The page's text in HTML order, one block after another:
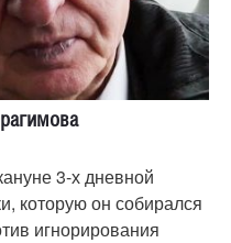
3-х дневной
которую он собирался
игнорирования